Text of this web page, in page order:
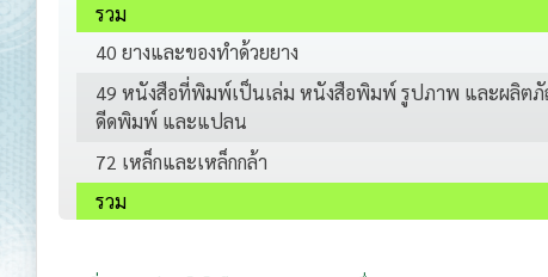
รวม
40 ยางและของทำด้วยยาง
49 หนังสือที่พิมพ์เป็นเล่ม หนังสือพิมพ์ รูปภาพ และผลิต
ดีดพิมพ์ และแปลน
72 เหล็กและเหล็กกล้า
รวม